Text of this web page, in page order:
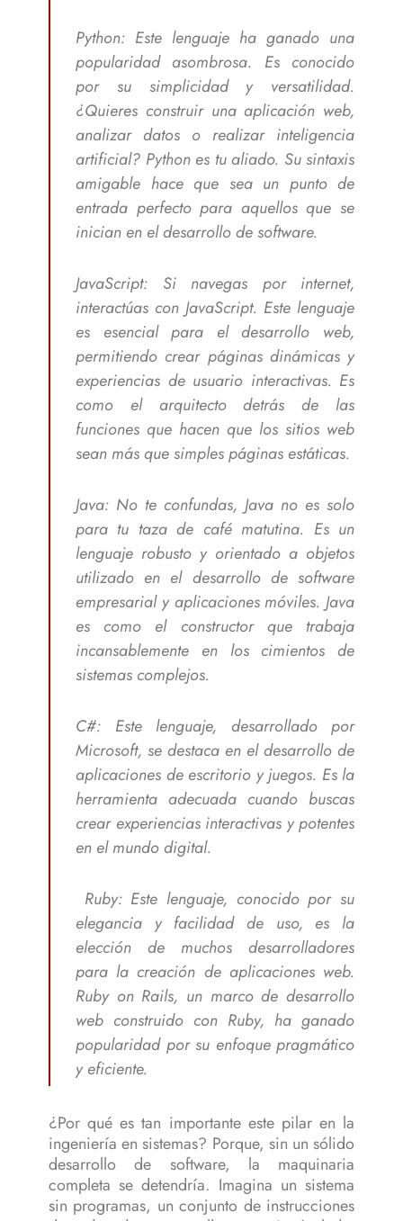
Python: Este lenguaje ha ganado una
popularidad asombrosa. Es conocido
por su simplicidad y versatilidad.
¿Quieres construir una aplicación web,
analizar datos o realizar inteligencia
artificial? Python es tu aliado. Su sintaxis
amigable hace que sea un punto de
entrada perfecto para aquellos que se
inician en el desarrollo de software.
JavaScript: Si navegas por internet,
interactúas con JavaScript. Este lenguaje
es esencial para el desarrollo web,
permitiendo crear páginas dinámicas y
experiencias de usuario interactivas. Es
como el arquitecto detrás de las
funciones que hacen que los sitios web
sean más que simples páginas estáticas.
Java: No te confundas, Java no es solo
para tu taza de café matutina. Es un
lenguaje robusto y orientado a objetos
utilizado en el desarrollo de software
empresarial y aplicaciones móviles. Java
es como el constructor que trabaja
incansablemente en los cimientos de
sistemas complejos.
C#: Este lenguaje, desarrollado por
Microsoft, se destaca en el desarrollo de
aplicaciones de escritorio y juegos. Es la
herramienta adecuada cuando buscas
crear experiencias interactivas y potentes
en el mundo digital.
Ruby: Este lenguaje, conocido por su
elegancia y facilidad de uso, es la
elección de muchos desarrolladores
para la creación de aplicaciones web.
Ruby on Rails, un marco de desarrollo
web construido con Ruby, ha ganado
popularidad por su enfoque pragmático
y eficiente.
¿Por qué es tan importante este pilar en la
ingeniería en sistemas? Porque, sin un sólido
desarrollo de software, la maquinaria
completa se detendría. Imagina un sistema
sin programas, un conjunto de instrucciones